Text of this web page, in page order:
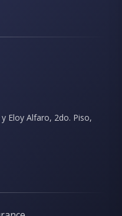
Eloy Alfaro, 2do. Piso,